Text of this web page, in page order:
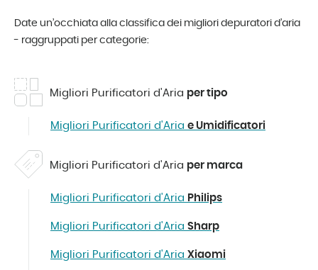
Date un’occhiata alla classifica dei migliori depuratori d’aria
- raggruppati per categorie:
Migliori Purificatori d'Aria per tipo
Migliori Purificatori d'Aria e Umidificatori
Migliori Purificatori d'Aria per marca
Migliori Purificatori d'Aria Philips
Migliori Purificatori d'Aria Sharp
Migliori Purificatori d'Aria Xiaomi